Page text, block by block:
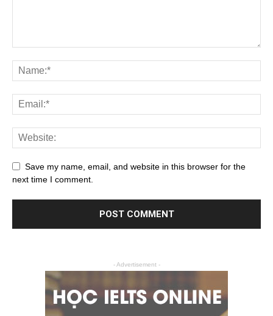
Save my name, email, and website in this browser for the
next time I comment.
- Advertisement -